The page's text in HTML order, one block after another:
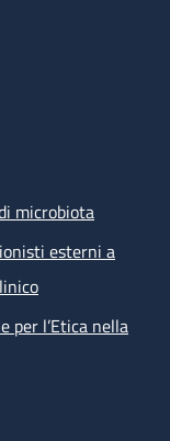
microbiota
esterni a
per l’Etica nella